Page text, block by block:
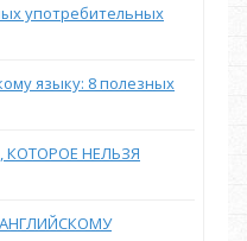
употребительных
языку: 8 полезных
НЕЛЬЗЯ